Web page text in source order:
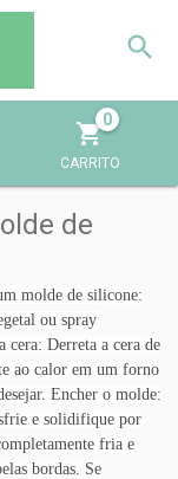
CARRITO
0
de
molde de silicone:
ou spray
cera: Derreta a cera de
ao calor em um forno
Encher o molde:
e solidifique por
fria e
bordas. Se